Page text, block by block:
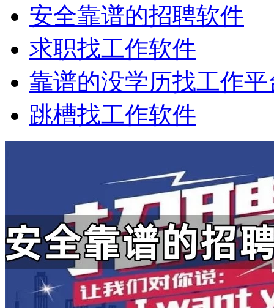
安全靠谱的招聘软件
求职找工作软件
靠谱的没学历找工作平
跳槽找工作软件